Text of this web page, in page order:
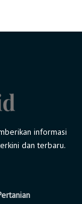
informasi
dan terbaru.